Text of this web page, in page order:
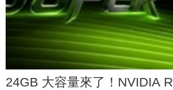
24GB 大容量來了！NVIDIA